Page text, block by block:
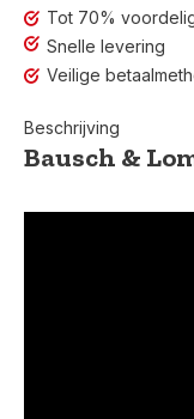
Tot 70%
Snelle levering
Veilige
Beschrijving
Bausch &